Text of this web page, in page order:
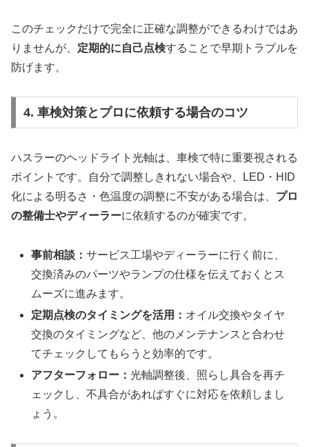
このチェックだけで完全に正確な調整ができるわけではあ
りませんが、 定期的に自己点検することで早期トラブルを
防げます。
4. 車検対策とプロに依頼する場合のコツ
ハスラーのヘッドライト光軸は、車検で特に重要視される
ポイントです。自分で調整しきれない場合や、LED・HID
化による明るさ・色温度の調整に不安がある場合は、 プロ
の整備士やディーラーに依頼するのが確実です。
事前相談：サービス工場やディーラーに行く前に、
交換済みのパーツやランプの仕様を伝えておくとス
ムーズに進みます。
定期点検のタイミングを活用： オイル交換やタイヤ
交換のタイミングなど、他のメンテナンスと合わせ
てチェックしてもらうと効率的です。
アフターフォロー：光軸調整後、照らし具合を再チ
ェックし、不具合があればすぐに対応を依頼しまし
ょう。